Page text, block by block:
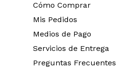
Cómo Comprar
Mis Pedidos
Medios de Pago
Servicios de Entrega
Preguntas Frecuentes